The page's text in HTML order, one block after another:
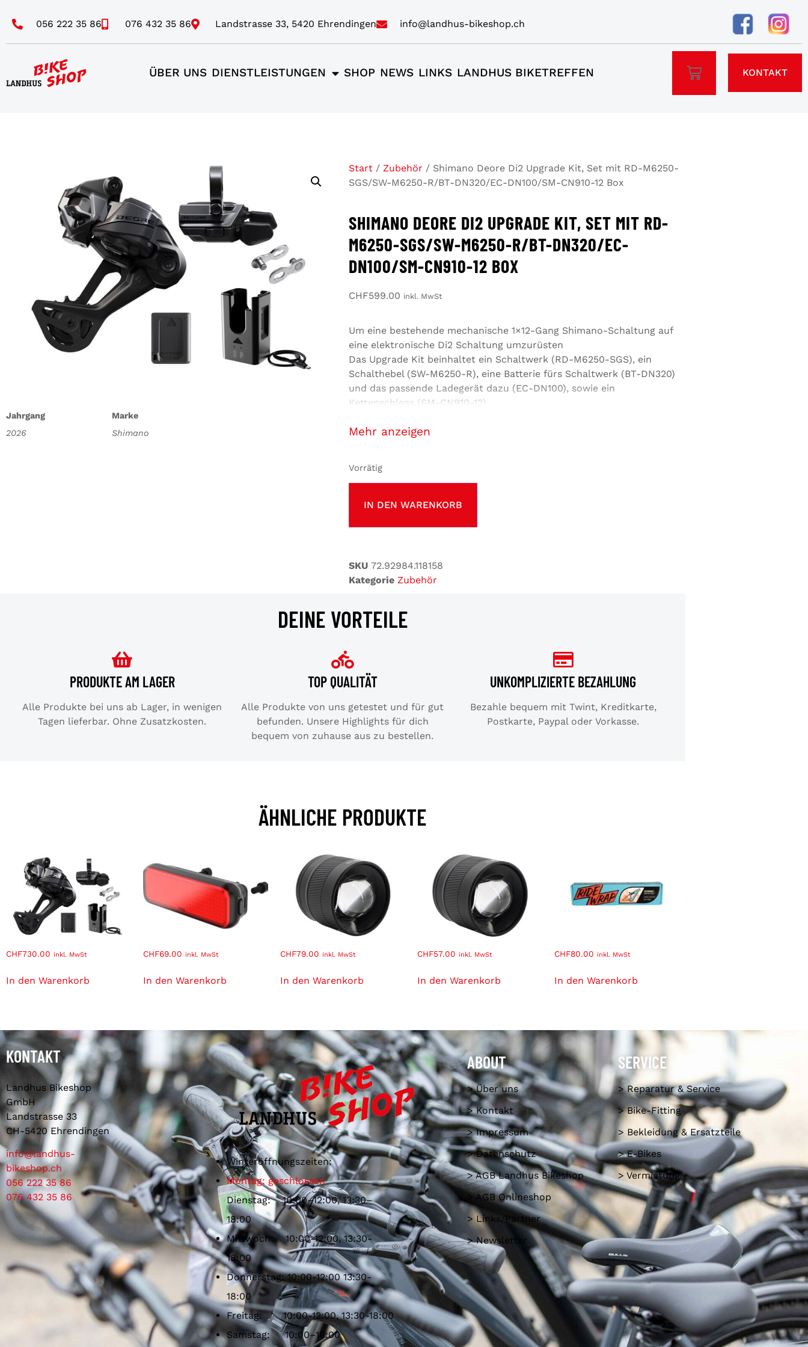
056 222 35 86 076 432 35 86 Landstrasse 33, 5420 Ehrendingen info@landhus-bikeshop.ch
ÜBER UNS DIENSTLEISTUNGEN SHOP NEWS LINKS LANDHUS BIKETREFFEN KONTAKT
Jahrgang
2026
Marke
Shimano
Start / Zubehör / Shimano Deore Di2 Upgrade Kit, Set mit RD-M6250-
SGS/SW-M6250-R/BT-DN320/EC-DN100/SM-CN910-12 Box
SHIMANO DEORE DI2 UPGRADE KIT, SET MIT RD-
M6250-SGS/SW-M6250-R/BT-DN320/EC-
DN100/SM-CN910-12 BOX
CHF599.00 inkl. MwSt
Um eine bestehende mechanische 1×12-Gang Shimano-Schaltung auf
eine elektronische Di2 Schaltung umzurüsten
Das Upgrade Kit beinhaltet ein Schaltwerk (RD-M6250-SGS), ein
Schalthebel (SW-M6250-R), eine Batterie fürs Schaltwerk (BT-DN320)
und das passende Ladegerät dazu (EC-DN100), sowie ein
Kettenschloss (SM-CN910-12)
anzeigen
Vorrätig
IN DEN WARENKORB
SKU 72.92984.118158
Kategorie Zubehör
DEINE VORTEILE
PRODUKTE AM LAGER
Alle Produkte bei uns ab Lager, in wenigen
Tagen lieferbar. Ohne Zusatzkosten.
TOP QUALITÄT
Alle Produkte von uns getestet und für gut
befunden. Unsere Highlights für dich
bequem von zuhause aus zu bestellen.
UNKOMPLIZIERTE BEZAHLUNG
Bezahle bequem mit Twint, Kreditkarte,
Postkarte, Paypal oder Vorkasse.
ÄHNLICHE PRODUKTE
CHF730.00 inkl. MwSt
In den Warenkorb
CHF69.00 inkl. MwSt
In den Warenkorb
CHF79.00 inkl. MwSt
In den Warenkorb
CHF57.00 inkl. MwSt
In den Warenkorb
CHF80.00 inkl. MwSt
In den Warenkorb
KONTAKT
Landhus Bikeshop
GmbH
Landstrasse 33
CH-5420 Ehrendingen
info@landhus-
bikeshop.ch
056 222 35 86
076 432 35 86
Winteröffnungszeiten:
Montag: geschlossen
Dienstag: 10:00–12:00, 13:30–
18:00
Mittwoch: 10:00-12:00, 13:30-
18:00
Donnerstag: 10:00-12:00 13:30-
18:00
Freitag: 10:00-12:00, 13:30-18:00
Samstag: 10:00–16:00
ABOUT
> Über uns
> Kontakt
> Impressum
> Datenschutz
> AGB Landhus Bikeshop
> AGB Onlineshop
> Links/Partner
> Newsletter
SERVICE
> Reparatur & Service
> Bike-Fitting
> Bekleidung & Ersatzteile
> E-Bikes
> Vermietung